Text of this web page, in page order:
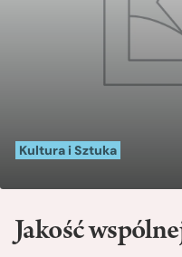
Kultura i Sztuka
Jakość